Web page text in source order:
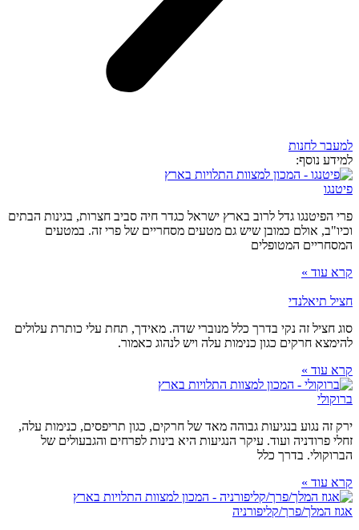
למעבר לחנות
למידע נוסף:
פיטנגו
פרי הפיטנגו גדל לרוב בארץ ישראל כגדר חיה סביב חצרות, בגינות הבתים
וכיו"ב, אולם כמובן שיש גם מטעים מסחריים של פרי זה. במטעים
המסחריים המטופלים
קרא עוד »
חציל תיאלנדי
סוג חציל זה נקי בדרך כלל מנוברי שדה. מאידך, תחת עלי כותרת עלולים
להימצא חרקים כגון כנימות עלה ויש לנהוג כאמור.
קרא עוד »
ברוקולי
ירק זה נגוע בנגיעות גבוהה מאד של חרקים, כגון תריפסים, כנימות עלה,
זחלי פרודניה ועוד. עיקר הנגיעות היא בינות לפרחים והגבעולים של
הברוקולי. בדרך כלל
קרא עוד »
אגוז המלך/פרך/קליפורניה